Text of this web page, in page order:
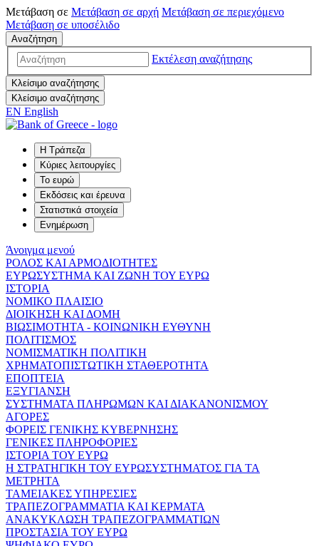
Μετάβαση σε Μετάβαση σε αρχή Μετάβαση σε περιεχόμενο
Μετάβαση σε υποσέλιδο
Αναζήτηση
Εκτέλεση αναζήτησης
Κλείσιμο αναζήτησης
Κλείσιμο αναζήτησης
EN English
Η Τράπεζα
Κύριες λειτουργίες
Το ευρώ
Εκδόσεις και έρευνα
Στατιστικά στοιχεία
Ενημέρωση
Άνοιγμα μενού
ΡΟΛΟΣ ΚΑΙ ΑΡΜΟΔΙΟΤΗΤΕΣ
ΕΥΡΩΣΥΣΤΗΜΑ ΚΑΙ ΖΩΝΗ ΤΟΥ ΕΥΡΩ
ΙΣΤΟΡΙΑ
ΝΟΜΙΚΟ ΠΛΑΙΣΙΟ
ΔΙΟΙΚΗΣΗ ΚΑΙ ΔΟΜΗ
ΒΙΩΣΙΜΟΤΗΤΑ - ΚΟΙΝΩΝΙΚΗ ΕΥΘΥΝΗ
ΠΟΛΙΤΙΣΜΟΣ
ΝΟΜΙΣΜΑΤΙΚΗ ΠΟΛΙΤΙΚΗ
ΧΡΗΜΑΤΟΠΙΣΤΩΤΙΚΗ ΣΤΑΘΕΡΟΤΗΤΑ
ΕΠΟΠΤΕΙΑ
ΕΞΥΓΙΑΝΣΗ
ΣΥΣΤΗΜΑΤΑ ΠΛΗΡΩΜΩΝ ΚΑΙ ΔΙΑΚΑΝΟΝΙΣΜΟΥ
ΑΓΟΡΕΣ
ΦΟΡΕΙΣ ΓΕΝΙΚΗΣ ΚΥΒΕΡΝΗΣΗΣ
ΓΕΝΙΚΕΣ ΠΛΗΡΟΦΟΡΙΕΣ
ΙΣΤΟΡΙΑ ΤΟΥ ΕΥΡΩ
Η ΣΤΡΑΤΗΓΙΚΗ ΤΟΥ ΕΥΡΩΣΥΣΤΗΜΑΤΟΣ ΓΙΑ ΤΑ
ΜΕΤΡΗΤΑ
ΤΑΜΕΙΑΚΕΣ ΥΠΗΡΕΣΙΕΣ
ΤΡΑΠΕΖΟΓΡΑΜΜΑΤΙΑ ΚΑΙ ΚΕΡΜΑΤΑ
ΑΝΑΚΥΚΛΩΣΗ ΤΡΑΠΕΖΟΓΡΑΜΜΑΤΙΩΝ
ΠΡΟΣΤΑΣΙΑ ΤΟΥ ΕΥΡΩ